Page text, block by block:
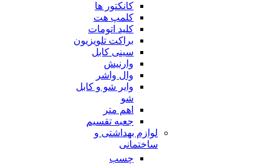
کانکتور ها
کلمپ هت
کلید اتومات
براکت تلویزیون
سینی کابل
وارنیش
وال واشر
وایر شو و کابل
شو
اهم متر
جعبه تقسیم
لوازم بهداشتی و
ساختمانی
چسب